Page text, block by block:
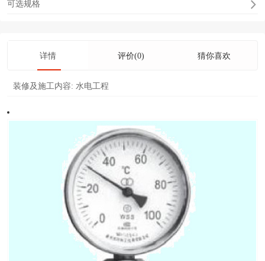
可选规格
详情 评价(0) 猜你喜欢
装修及施工内容: 水电工程